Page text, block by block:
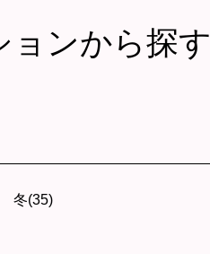
ョンから探す
冬(35)